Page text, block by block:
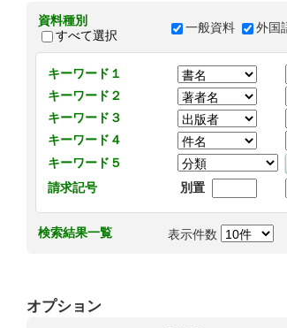
資料種別
すべて選択
一般資料 外国
キーワード１
キーワード２
キーワード３
キーワード４
キーワード５
請求記号
別置
検索結果一覧 表示件数
オプション